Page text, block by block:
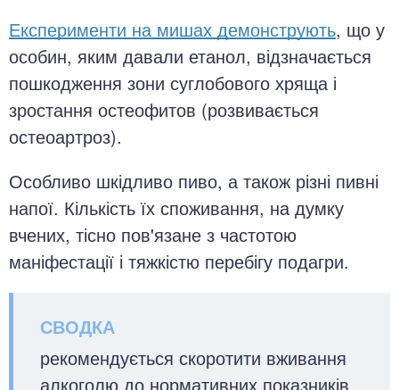
Експерименти на мишах демонструють, що у
особин, яким давали етанол, відзначається
пошкодження зони суглобового хряща і
зростання остеофитов (розвивається
остеоартроз).
Особливо шкідливо пиво, а також різні пивні
напої. Кількість їх споживання, на думку
вчених, тісно пов'язане з частотою
маніфестації і тяжкістю перебігу подагри.
рекомендується скоротити вживання
алкоголю до нормативних показників